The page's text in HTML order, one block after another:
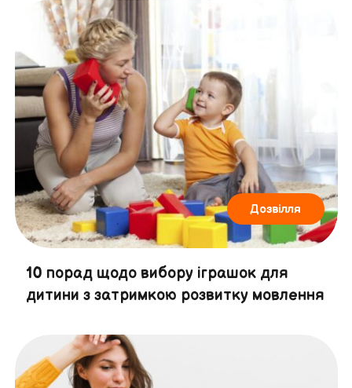
Дозвілля
10 порад щодо вибору іграшок для
дитини з затримкою розвитку мовлення